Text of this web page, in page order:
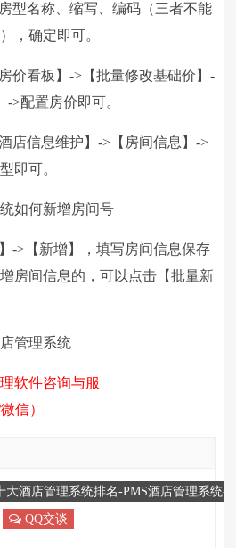
型名称、缩写、编码（三者不能
，确定即可。
价看板】->【批量修改基础价】-
>配置房价即可。
店信息维护】->【房间信息】->
即可。
如何新增房间号
->【新增】，填写房间信息保存
房间信息的，可以点击【批量新
管理系统
软件咨询与服
信）
大酒店管理系统排名-PMS酒店管理系统-
QQ交谈